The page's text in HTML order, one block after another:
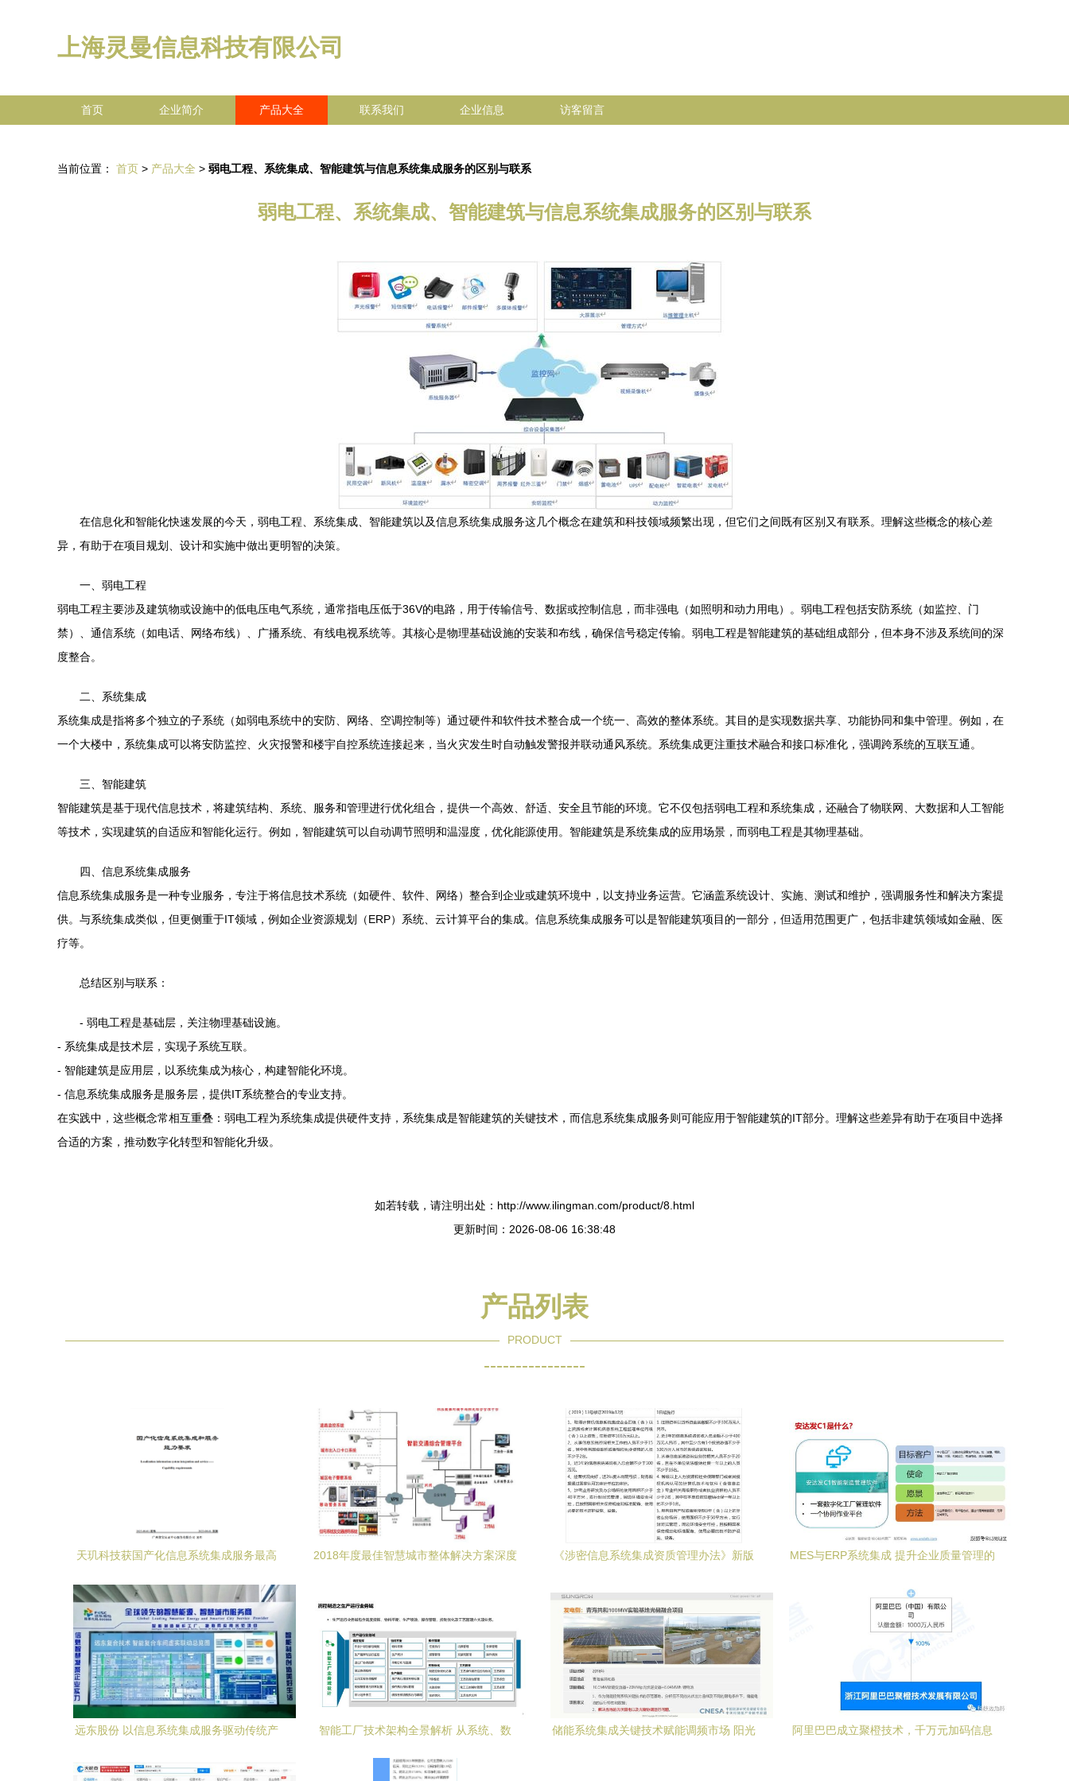
上海灵曼信息科技有限公司
首页 企业简介 产品大全 联系我们 企业信息 访客留言
当前位置： 首页 > 产品大全 > 弱电工程、系统集成、智能建筑与信息系统集成服务的区别与联系
弱电工程、系统集成、智能建筑与信息系统集成服务的区别与联系
在信息化和智能化快速发展的今天，弱电工程、系统集成、智能建筑以及信息系统集成服务这几个概念在建筑和科技领域频繁出现，但它们之间既有区别又有联系。理解这些概念的核心差
异，有助于在项目规划、设计和实施中做出更明智的决策。
一、弱电工程
弱电工程主要涉及建筑物或设施中的低电压电气系统，通常指电压低于36V的电路，用于传输信号、数据或控制信息，而非强电（如照明和动力用电）。弱电工程包括安防系统（如监控、门
禁）、通信系统（如电话、网络布线）、广播系统、有线电视系统等。其核心是物理基础设施的安装和布线，确保信号稳定传输。弱电工程是智能建筑的基础组成部分，但本身不涉及系统间的深
度整合。
二、系统集成
系统集成是指将多个独立的子系统（如弱电系统中的安防、网络、空调控制等）通过硬件和软件技术整合成一个统一、高效的整体系统。其目的是实现数据共享、功能协同和集中管理。例如，在
一个大楼中，系统集成可以将安防监控、火灾报警和楼宇自控系统连接起来，当火灾发生时自动触发警报并联动通风系统。系统集成更注重技术融合和接口标准化，强调跨系统的互联互通。
三、智能建筑
智能建筑是基于现代信息技术，将建筑结构、系统、服务和管理进行优化组合，提供一个高效、舒适、安全且节能的环境。它不仅包括弱电工程和系统集成，还融合了物联网、大数据和人工智能
等技术，实现建筑的自适应和智能化运行。例如，智能建筑可以自动调节照明和温湿度，优化能源使用。智能建筑是系统集成的应用场景，而弱电工程是其物理基础。
四、信息系统集成服务
信息系统集成服务是一种专业服务，专注于将信息技术系统（如硬件、软件、网络）整合到企业或建筑环境中，以支持业务运营。它涵盖系统设计、实施、测试和维护，强调服务性和解决方案提
供。与系统集成类似，但更侧重于IT领域，例如企业资源规划（ERP）系统、云计算平台的集成。信息系统集成服务可以是智能建筑项目的一部分，但适用范围更广，包括非建筑领域如金融、医
疗等。
总结区别与联系：
- 弱电工程是基础层，关注物理基础设施。
- 系统集成是技术层，实现子系统互联。
- 智能建筑是应用层，以系统集成为核心，构建智能化环境。
- 信息系统集成服务是服务层，提供IT系统整合的专业支持。
在实践中，这些概念常相互重叠：弱电工程为系统集成提供硬件支持，系统集成是智能建筑的关键技术，而信息系统集成服务则可能应用于智能建筑的IT部分。理解这些差异有助于在项目中选择
合适的方案，推动数字化转型和智能化升级。
如若转载，请注明出处：http://www.ilingman.com/product/8.html
更新时间：2026-08-06 16:38:48
产品列表
PRODUCT
----------------
天玑科技获国产化信息系统集成服务最高
2018年度最佳智慧城市整体解决方案深度
《涉密信息系统集成资质管理办法》新版
MES与ERP系统集成 提升企业质量管理的
远东股份 以信息系统集成服务驱动传统产
智能工厂技术架构全景解析 从系统、数
储能系统集成关键技术赋能调频市场 阳光
阿里巴巴成立聚橙技术，千万元加码信息